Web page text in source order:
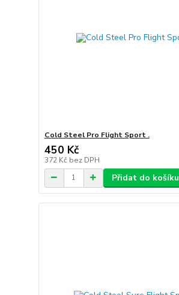
Cold Steel Pro Flight Sport .
450 Kč
372 Kč bez DPH
Přidat do košíku